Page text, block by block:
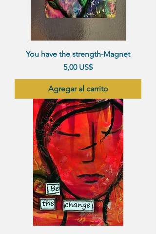
You have the strength-Magnet
Precio
5,00 US$
Agregar al carrito